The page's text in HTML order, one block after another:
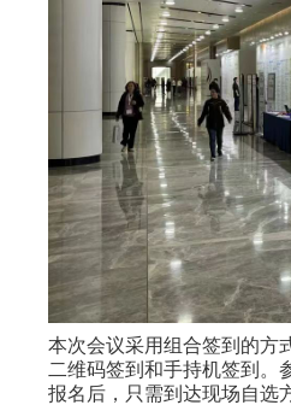
本次会议采用组合签到的方
二维码签到和手持机签到。
报名后，只需到达现场自选